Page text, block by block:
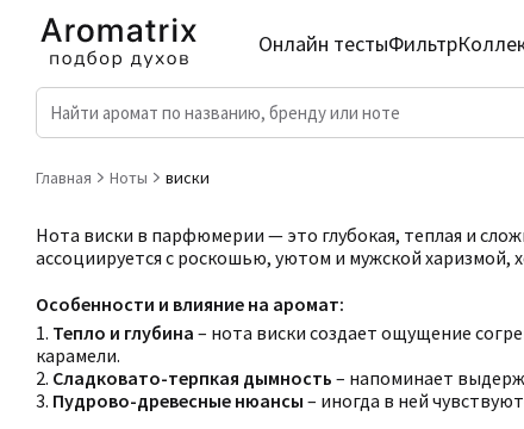
Онлайн тестыФильтр
Главная Ноты виски
Нота виски в парфюмерии — это глубокая, теплая и
ассоциируется с роскошью, уютом и мужской харизмой,
Особенности и влияние на аромат:
1. Тепло и глубина – нота виски создает ощущение
карамели.
2. Сладковато-терпкая дымность – напоминает
3. Пудрово-древесные нюансы – иногда в ней